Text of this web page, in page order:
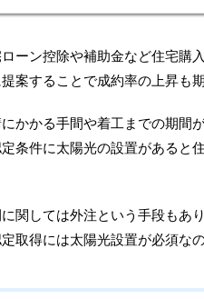
ーン控除や補助金など住宅購
案することで成約率の上昇も期
かかる手間や着工までの期間
条件に太陽光の設置があると
関しては外注という手段もあ
取得には太陽光設置が必須な